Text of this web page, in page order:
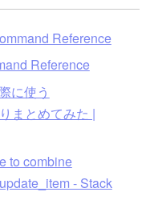
Reference
Reference
に使う
まとめてみた |
to combine
- Stack